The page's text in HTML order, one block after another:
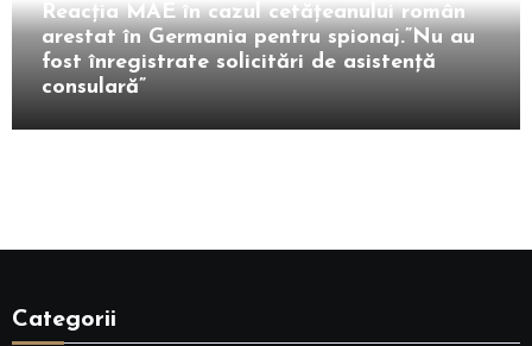
Reacția MAE în cazul cetățeanului român
arestat în Germania pentru spionaj.”Nu au
fost înregistrate solicitări de asistenţă
consulară”
Categorii